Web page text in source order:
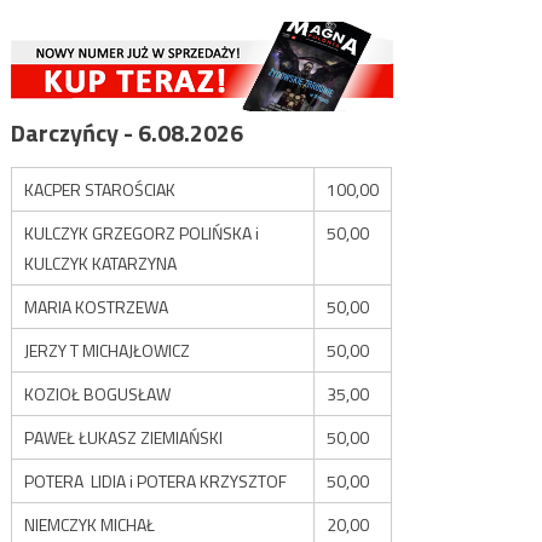
Darczyńcy - 6.08.2026
KACPER STAROŚCIAK
100,00
KULCZYK GRZEGORZ POLIŃSKA i
KULCZYK KATARZYNA
50,00
MARIA KOSTRZEWA
50,00
JERZY T MICHAJŁOWICZ
50,00
KOZIOŁ BOGUSŁAW
35,00
PAWEŁ ŁUKASZ ZIEMIAŃSKI
50,00
POTERA LIDIA i POTERA KRZYSZTOF
50,00
NIEMCZYK MICHAŁ
20,00